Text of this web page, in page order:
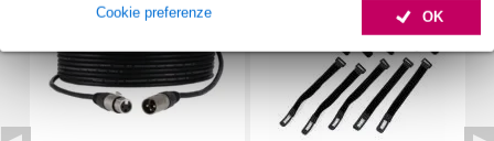
OK
Cookie preferenze